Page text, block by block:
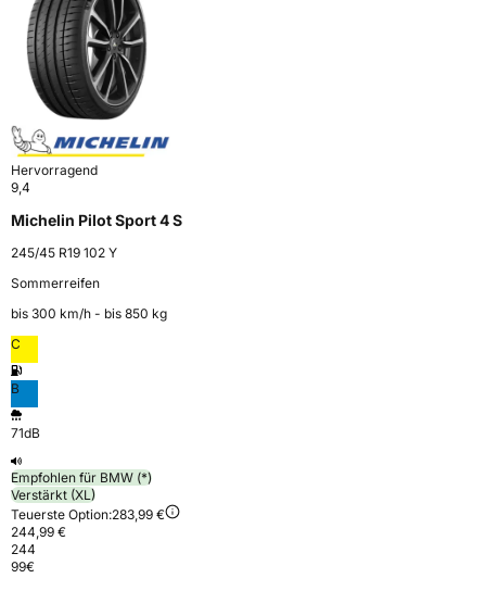
Hervorragend
9,4
Michelin Pilot Sport 4 S
245/45 R19 102 Y
Sommerreifen
bis 300 km⁠/⁠h - bis 850 kg
C
B
71dB
Empfohlen für BMW (*)
Verstärkt (XL)
Teuerste Option:283,99 €
244,99 €
244
99€